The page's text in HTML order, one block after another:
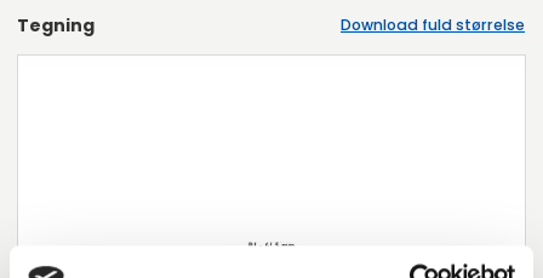
Tegning Download fuld størrelse